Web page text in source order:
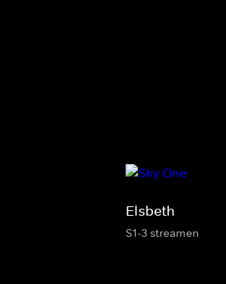
Elsbeth
S1-3 streamen